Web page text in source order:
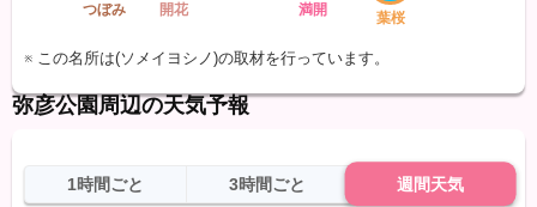
つぼみ 開花 満開 葉桜
※ この名所は(ソメイヨシノ)の取材を行っています。
弥彦公園周辺の天気予報
1時間ごと 3時間ごと 週間天気